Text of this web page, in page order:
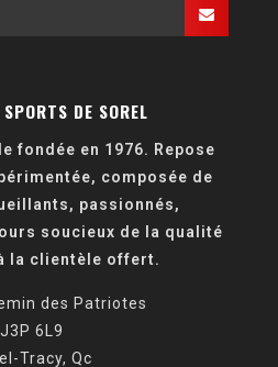
DE SOREL
fondée en 1976. Repose
composée de
passionnés,
soucieux de la qualité
la clientèle offert.
des Patriotes
J3P 6L9
Tracy, Qc